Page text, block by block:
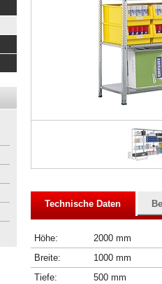
Technische Daten
Höhe:
2000 mm
Breite:
1000 mm
Tiefe:
500 mm